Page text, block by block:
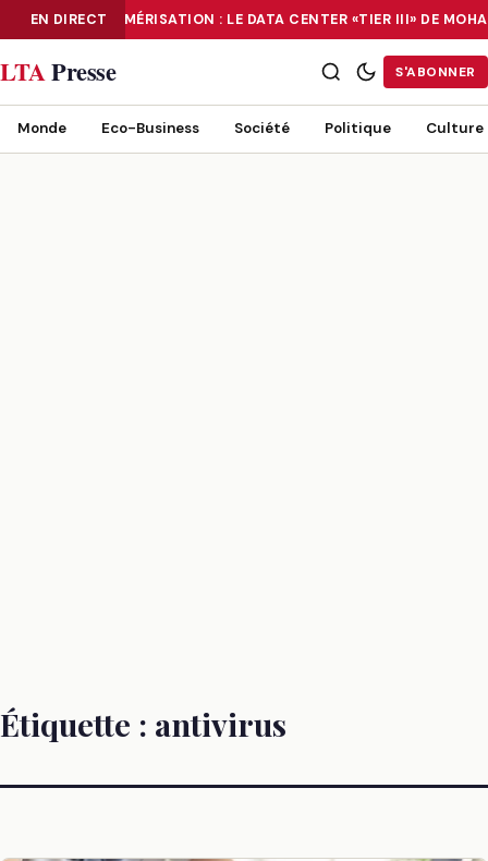
EN DIRECTNUMÉRISATION : LE DATA CENTER «TIER III» DE
NUMÉRISATION : LE DATA CENTER «TIER III» DE MOHAMMADIA, UN
LTAPresse S'ABONNER
Monde Eco-Business Société Politique Culture
Étiquette : antivirus